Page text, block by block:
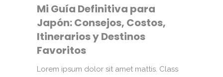
Mi Guía Definitiva para
Japón: Consejos, Costos,
Itinerarios y Destinos
Favoritos
Lorem ipsum dolor sit amet mattis. Class